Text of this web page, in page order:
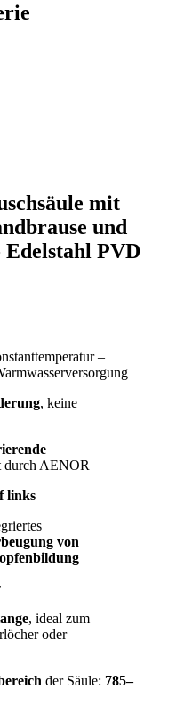
mit
und
PVD
–
, keine
durch AENOR
links
von
, ideal zum
oder
der Säule: 785–